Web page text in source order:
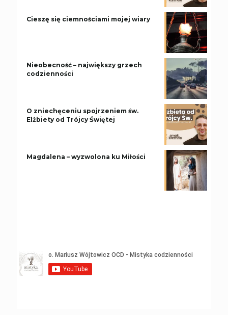
Cieszę się ciemnościami mojej wiary
Nieobecność – największy grzech
codzienności
O zniechęceniu spojrzeniem św.
Elżbiety od Trójcy Świętej
Magdalena – wyzwolona ku Miłości